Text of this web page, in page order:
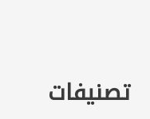
تصنيفات